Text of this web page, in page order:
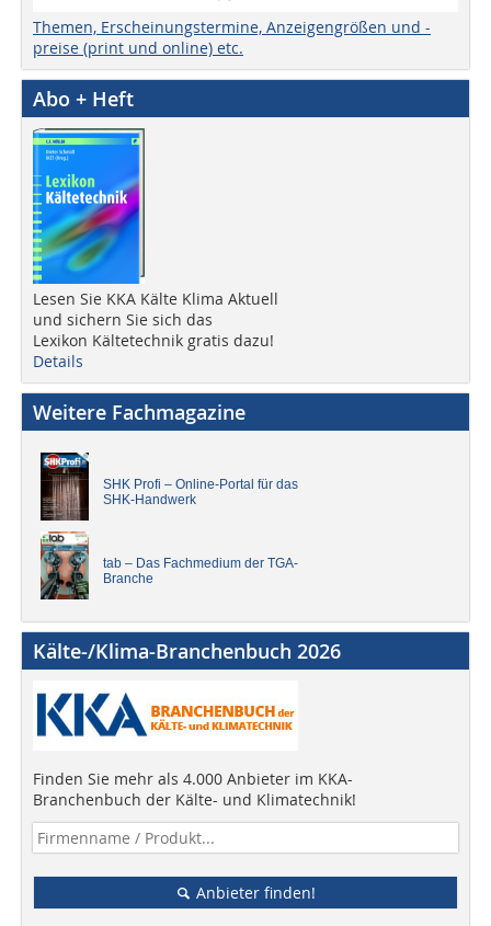
Themen, Erscheinungstermine, Anzeigengrößen und -
preise (print und online) etc.
Abo + Heft
Lesen Sie KKA Kälte Klima Aktuell
und sichern Sie sich das
Lexikon Kältetechnik gratis dazu!
Details
Weitere Fachmagazine
SHK Profi – Online-Portal für das
SHK-Handwerk
tab – Das Fachmedium der TGA-
Branche
Kälte-/Klima-Branchenbuch 2026
Finden Sie mehr als 4.000 Anbieter im KKA-
Branchenbuch der Kälte- und Klimatechnik!
Anbieter finden!